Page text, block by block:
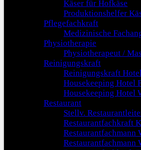
Käser für Hofkäse
Produktionshelfer
Pflegefachkraft
Medizinische
Physiotherapie
Physiotherapeut /
Reinigungskraft
Reinigungskraft
Housekeeping Hotel
Housekeeping Hotel
Restaurant
Stellv.
Restaurantfachkraft
Restaurantfachmann
Restaurantfachmann